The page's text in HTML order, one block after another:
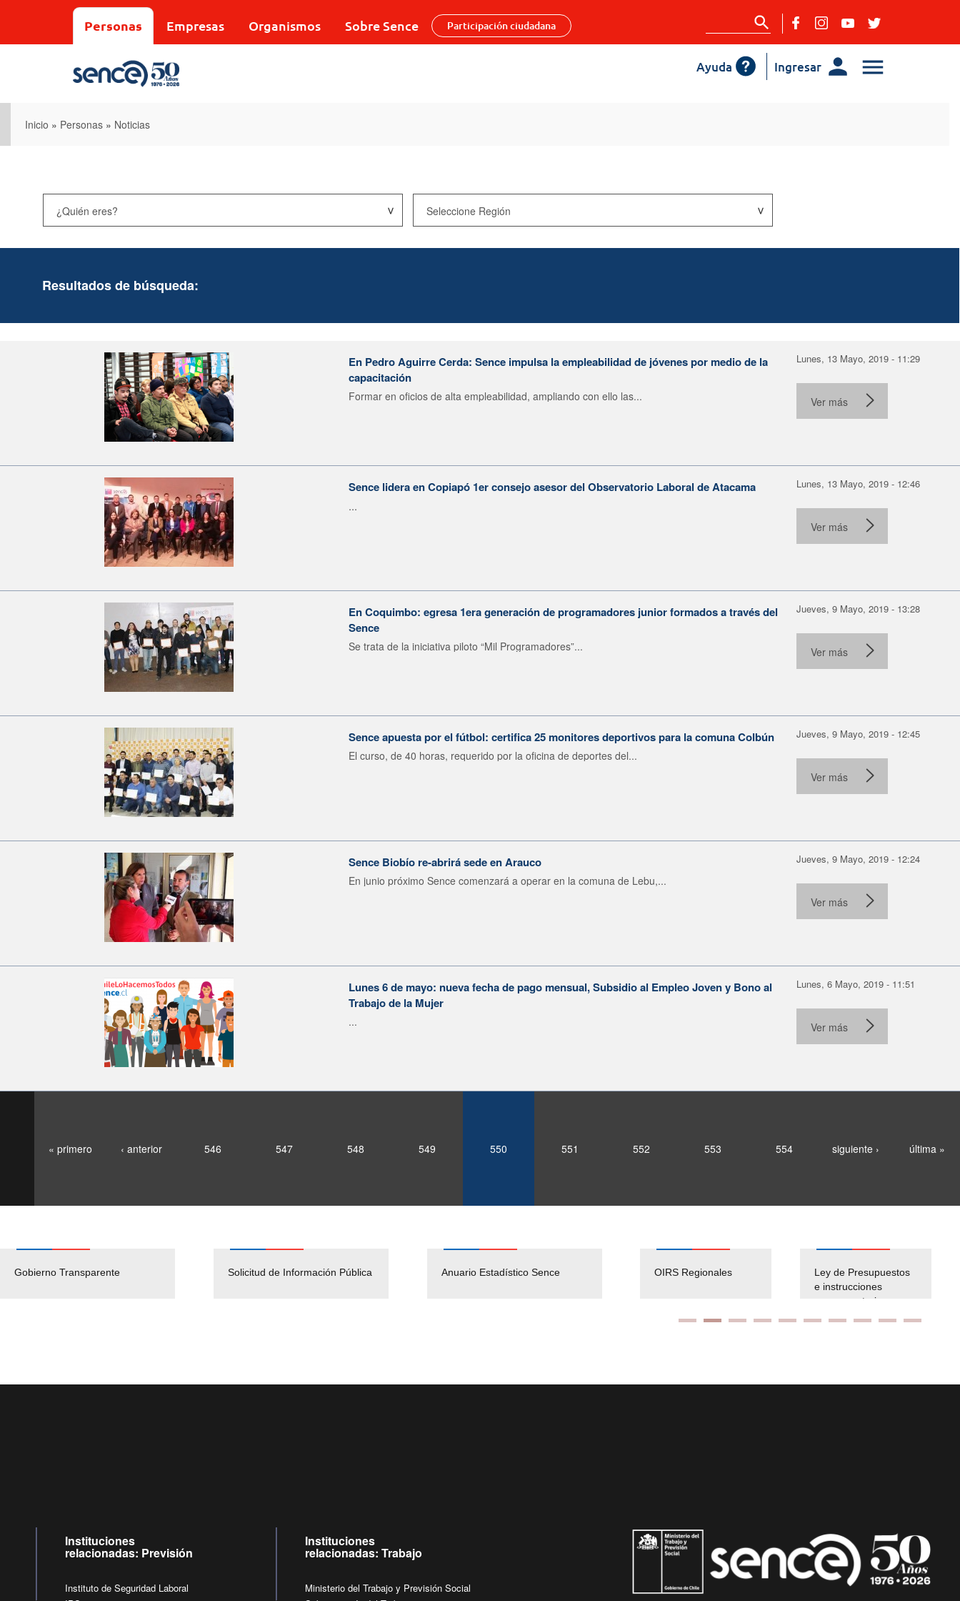
Personas Empresas Organismos Sobre Sence Participación ciudadana
Ingresar
Ayuda
Inicio » Personas » Noticias
Resultados de búsqueda:
En Pedro Aguirre Cerda: Sence impulsa la empleabilidad de jóvenes por medio de la
capacitación
Formar en oficios de alta empleabilidad, ampliando con ello las...
Lunes, 13 Mayo, 2019 - 11:29
Ver más
Sence lidera en Copiapó 1er consejo asesor del Observatorio Laboral de Atacama
...
Lunes, 13 Mayo, 2019 - 12:46
Ver más
En Coquimbo: egresa 1era generación de programadores junior formados a través del
Sence
Se trata de la iniciativa piloto “Mil Programadores”...
Jueves, 9 Mayo, 2019 - 13:28
Ver más
Sence apuesta por el fútbol: certifica 25 monitores deportivos para la comuna Colbún
El curso, de 40 horas, requerido por la oficina de deportes del...
Jueves, 9 Mayo, 2019 - 12:45
Ver más
Sence Biobío re-abrirá sede en Arauco
En junio próximo Sence comenzará a operar en la comuna de Lebu,...
Jueves, 9 Mayo, 2019 - 12:24
Ver más
Lunes 6 de mayo: nueva fecha de pago mensual, Subsidio al Empleo Joven y Bono al
Trabajo de la Mujer
...
Lunes, 6 Mayo, 2019 - 11:51
Ver más
« primero ‹ anterior 546 547 548 549 550 551 552 553 554 siguiente › última »
Gobierno Transparente Solicitud de Información Pública Anuario Estadístico Sence
Pago Proveedores
Empleos Públicos
Solicitud Audiencias y
OIRS Regionales
Ley de Presupuestos
e instrucciones
presuspuetarias
Instituciones
relacionadas: Previsión
Instituto de Seguridad Laboral
Instituciones
relacionadas: Trabajo
Ministerio del Trabajo y Previsión Social